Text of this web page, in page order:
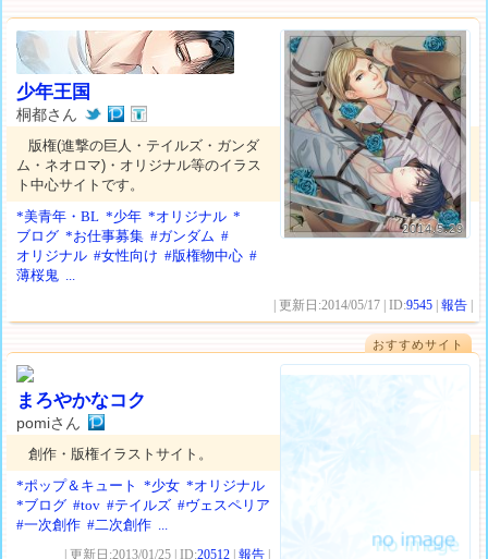
2014.5.29
少年王国
桐都さん
版権(進撃の巨人・テイルズ・ガンダ
ム・ネオロマ)・オリジナル等のイラス
ト中心サイトです。
*美青年・BL *少年 *オリジナル *
ブログ *お仕事募集 #ガンダム #
オリジナル #女性向け #版権物中心 #
薄桜鬼 ...
| 更新日:2014/05/17 | ID:9545 |報告
おすすめサイト
まろやかなコク
pomiさん
創作・版権イラストサイト。
*ポップ＆キュート
*少女 *オリジナル
*ブログ #tov #テイルズ #ヴェスペリア
#一次創作 #二次創作 ...
| 更新日:2013/01/25 | ID:20512 |報告